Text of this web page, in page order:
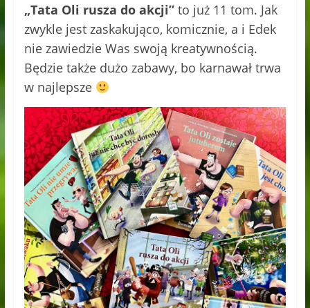
„Tata Oli rusza do akcji”to już 11 tom. Jak
zwykle jest zaskakująco, komicznie, a i Edek
nie zawiedzie Was swoją kreatywnością.
Będzie także dużo zabawy, bo karnawał trwa
w najlepsze